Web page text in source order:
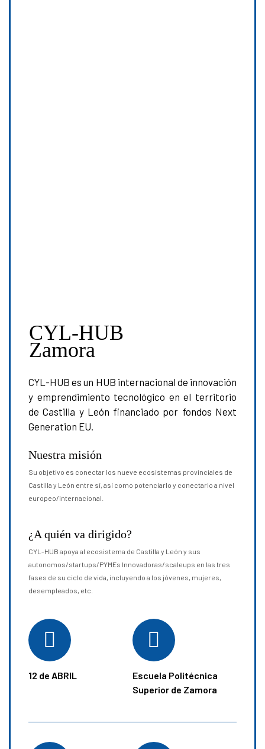
CYL-HUB
Zamora
CYL-HUB es un HUB internacional de innovación
y emprendimiento tecnológico en el territorio
de Castilla y León financiado por fondos Next
Generation EU.
Nuestra misión
Su objetivo es conectar los nueve ecosistemas provinciales de
Castilla y León entre sí, así como potenciarlo y conectarlo a nivel
europeo/internacional.
¿A quién va dirigido?
CYL-HUB apoya al ecosistema de Castilla y León y sus
autonomos/startups/PYMEs Innovadoras/scaleups en las tres
fases de su ciclo de vida, incluyendo a los jóvenes, mujeres,
desempleados, etc.
12 de ABRIL
Escuela Politécnica
Superior de Zamora